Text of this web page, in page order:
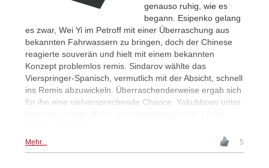
genauso ruhig, wie es
begann. Esipenko gelang
es zwar, Wei Yi im Petroff mit einer Überraschung aus
bekannten Fahrwassern zu bringen, doch der Chinese
reagierte souverän und hielt mit einem bekannten
Konzept problemlos remis. Sindarov wählte das
Vierspringer-Spanisch, vermutlich mit der Absicht, schnell
ins Remis abzuwickeln. Überraschenderweise ergab sich
für ihn eine vielversprechende Chance, Yakubboev unter
Mehr... 5